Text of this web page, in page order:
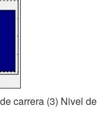
carrera (3) Nivel de